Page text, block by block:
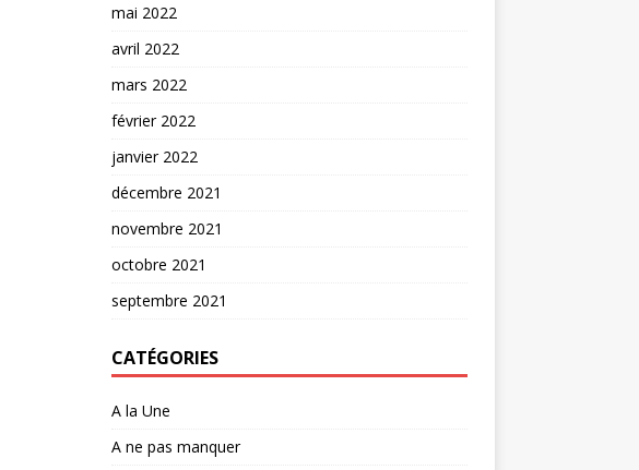
mai 2022
avril 2022
mars 2022
février 2022
janvier 2022
décembre 2021
novembre 2021
octobre 2021
septembre 2021
CATÉGORIES
A la Une
A ne pas manquer